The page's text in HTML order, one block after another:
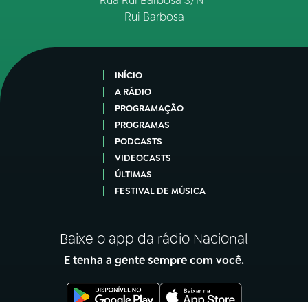
Rui Barbosa
INÍCIO
A RÁDIO
PROGRAMAÇÃO
PROGRAMAS
PODCASTS
VIDEOCASTS
ÚLTIMAS
FESTIVAL DE MÚSICA
Baixe o app da rádio Nacional
E tenha a gente sempre com você.